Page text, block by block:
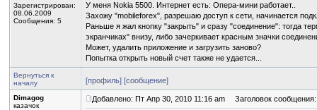
Зарегистрирован:
08.06.2009
Сообщения: 5
У меня Nokia 5500. Интернет есть: Опера-мини работает..
Захожу "mobileforex", разрешаю доступ к сети, начинается
Раньше я жал кнопку "закрыть" и сразу "соединение": тогда
экранчиках" внизу, либо зачеркивает красным значки
Может, удалить приложение и загрузить заново?
Попытка открыть новый счет также не удается...
Вернуться к
началу
[профиль] [сообщение]
Dimagog
казачок
Добавлено: Пт Апр 30, 2010 11:16 am Заголовок сообщения: